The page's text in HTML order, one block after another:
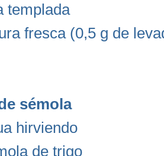
templada
fresca (0,5 g de
sémola
hirviendo
de trigo